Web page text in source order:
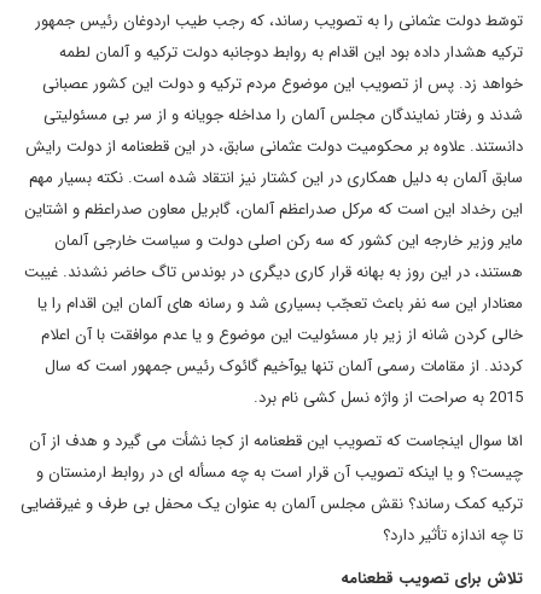
توسّط دولت عثمانی را به تصویب رساند، که رجب طیب اردوغان رئیس جمهور
ترکیه هشدار داده بود این اقدام به روابط دوجانبه دولت ترکیه و آلمان لطمه
خواهد زد. پس از تصویب این موضوع مردم ترکیه و دولت این کشور عصبانی
شدند و رفتار نمایندگان مجلس آلمان را مداخله جویانه و از سر بی مسئولیتی
دانستند. علاوه بر محکومیت دولت عثمانی سابق، در این قطعنامه از دولت رایش
سابق آلمان به دلیل همکاری در این کشتار نیز انتقاد شده است. نکته بسیار مهم
این رخداد این است که مرکل صدراعظم آلمان، گابریل معاون صدراعظم و اشتاین
مایر وزیر خارجه این کشور که سه رکن اصلی دولت و سیاست خارجی آلمان
هستند، در این روز به بهانه قرار کاری دیگری در بوندس تاگ حاضر نشدند. غیبت
معنادار این سه نفر باعث تعجّب بسیاری شد و رسانه های آلمان این اقدام را یا
خالی کردن شانه از زیر بار مسئولیت این موضوع و یا عدم موافقت با آن اعلام
کردند. از مقامات رسمی آلمان تنها یوآخیم گائوک رئیس جمهور است که سال
2015 به صراحت از واژه نسل کشی نام برد.
امّا سوال اینجاست که تصویب این قطعنامه از کجا نشأت می گیرد و هدف از آن
چیست؟ و یا اینکه تصویب آن قرار است به چه مسأله ای در روابط ارمنستان و
ترکیه کمک رساند؟ نقش مجلس آلمان به عنوان یک محفل بی طرف و غیرقضایی
تا چه اندازه تأثیر دارد؟
تلاش برای تصویب قطعنامه